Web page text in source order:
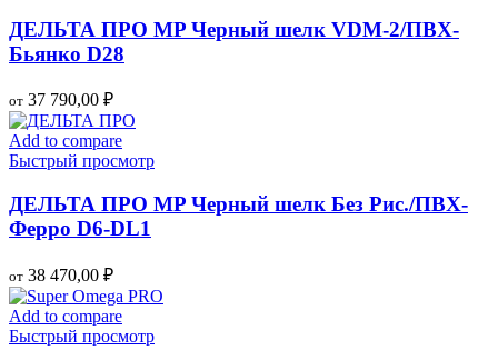
ДЕЛЬТА ПРО MP Черный шелк VDM-2/ПВХ-
Бьянко D28
от 37 790,00 ₽
Add to compare
Быстрый просмотр
ДЕЛЬТА ПРО MP Черный шелк Без Рис./ПВХ-
Ферро D6-DL1
от 38 470,00 ₽
Add to compare
Быстрый просмотр